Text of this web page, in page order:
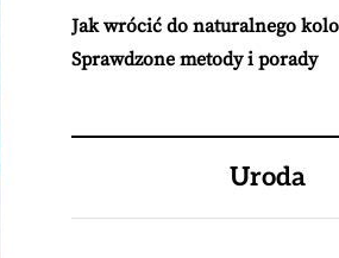
Jak wrócić do naturalnego
Sprawdzone metody i porady
Uroda